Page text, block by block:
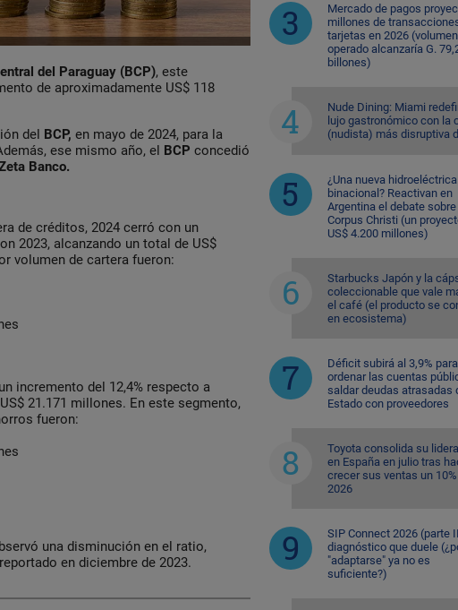
del Paraguay (BCP), este
de aproximadamente US$ 118
del BCP, en mayo de 2024, para la
ese mismo año, el BCP concedió
Banco.
de créditos, 2024 cerró con un
2023, alcanzando un total de US$
volumen de cartera fueron:
incremento del 12,4% respecto a
21.171 millones. En este segmento,
fueron:
una disminución en el ratio,
en diciembre de 2023.
Mercado de pagos
millones de
tarjetas en 2026 (volumen
operado alcanzaría G.
billones)
Nude Dining: Miami
lujo gastronómico con la
(nudista) más disruptiva
¿Una nueva hidroeléctrica
binacional? Reactivan en
Argentina el debate sobre
Corpus Christi (un
US$ 4.200 millones)
Starbucks Japón y la
coleccionable que vale
el café (el producto se
en ecosistema)
Déficit subirá al 3,9% para
ordenar las cuentas
saldar deudas atrasadas
Estado con proveedores
Toyota consolida su
en España en julio tras
crecer sus ventas un
2026
SIP Connect 2026 (parte
diagnóstico que duele
"adaptarse" ya no es
suficiente?)